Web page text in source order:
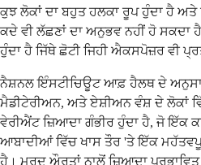
ਕੁਝ ਲੋਕਾਂ ਦਾ ਬਹੁਤ ਹਲਕਾ ਰੂਪ ਹੁੰਦਾ ਹੈ
ਕਦੇ ਵੀ ਲੱਛਣਾਂ ਦਾ ਅਨੁਭਵ ਨਹੀਂ ਹੋ ਸਕਦਾ
ਹੁੰਦਾ ਹੈ ਜਿੱਥੇ ਛੋਟੀ ਜਿਹੀ ਐਕਸਪੋਜ਼ਰ ਵੀ
ਨੈਸ਼ਨਲ ਇੰਸਟੀਚਿਊਟ ਆਫ਼ ਹੈਲਥ ਦੇ
ਮੈਡੀਟੇਰੀਅਨ, ਅਤੇ ਏਸ਼ੀਅਨ ਵੰਸ਼ ਦੇ ਲੋਕਾਂ
ਵੇਰੀਐਂਟ ਜ਼ਿਆਦਾ ਗੰਭੀਰ ਹੁੰਦਾ ਹੈ, ਜੋ ਇੱਕ
ਆਬਾਦੀਆਂ ਵਿੱਚ ਖਾਸ ਤੌਰ 'ਤੇ ਇੱਕ
ਹੈ। ਮਰਦ ਔਰਤਾਂ ਨਾਲੋਂ ਜ਼ਿਆਦਾ ਪ੍ਰਭਾਵਿਤ